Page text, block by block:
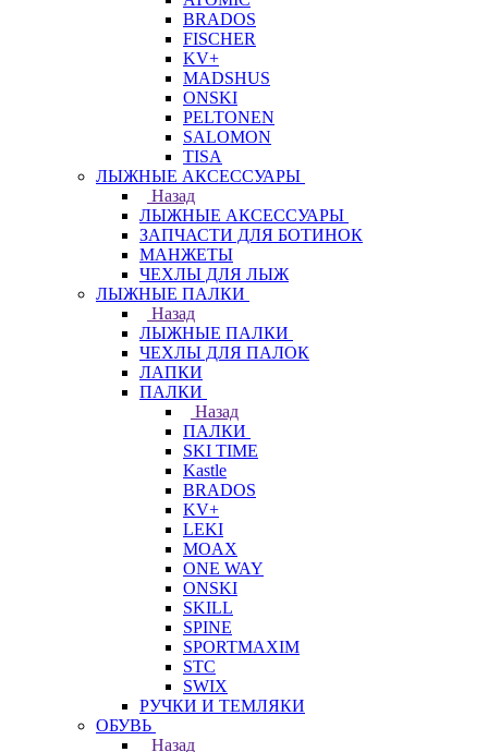
BRADOS
FISCHER
KV+
MADSHUS
ONSKI
PELTONEN
SALOMON
TISA
ЛЫЖНЫЕ АКСЕССУАРЫ
Назад
ЛЫЖНЫЕ АКСЕССУАРЫ
ЗАПЧАСТИ ДЛЯ БОТИНОК
МАНЖЕТЫ
ЧЕХЛЫ ДЛЯ ЛЫЖ
ЛЫЖНЫЕ ПАЛКИ
Назад
ЛЫЖНЫЕ ПАЛКИ
ЧЕХЛЫ ДЛЯ ПАЛОК
ЛАПКИ
ПАЛКИ
Назад
ПАЛКИ
SKI TIME
Kastle
BRADOS
KV+
LEKI
MOAX
ONE WAY
ONSKI
SKILL
SPINE
SPORTMAXIM
STC
SWIX
РУЧКИ И ТЕМЛЯКИ
ОБУВЬ
Назад